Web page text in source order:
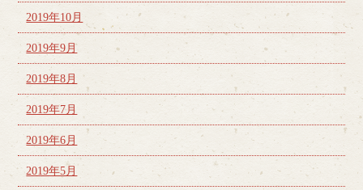
2019年10月
2019年9月
2019年8月
2019年7月
2019年6月
2019年5月